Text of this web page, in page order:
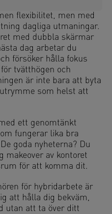
flexibilitet, men med
dagliga utmaningar.
med dubbla skärmar
dag arbetar du
försöker hålla fokus
tvätthögen och
är inte bara att byta
som helst att
ett genomtänkt
fungerar lika bra
goda nyheterna? Du
makeover av kontoret
för att komma dit.
för hybridarbete är
att hålla dig bekväm,
utan att ta över ditt